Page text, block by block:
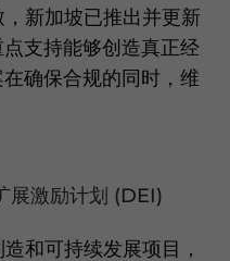
新加坡已推出并更新
支持能够创造真正经
确保合规的同时，维
展激励计划 (DEI)
和可持续发展项目，